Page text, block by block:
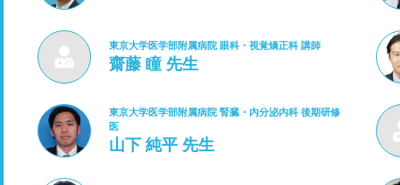
東京大学医学部附属病院 眼科・視覚矯正科 講師
齋藤 瞳 先生
東京大学医学部附属病院 腎臓・内分泌内科 後期研修
医
山下 純平 先生